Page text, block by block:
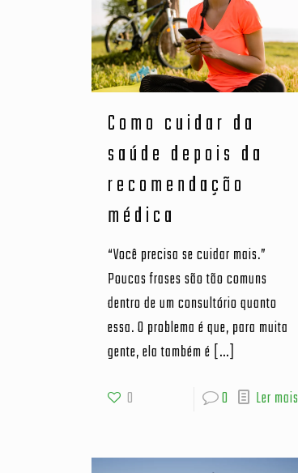
Como cuidar da
saúde depois da
recomendação
médica
“Você precisa se cuidar mais.”
Poucas frases são tão comuns
dentro de um consultório quanto
essa. O problema é que, para muita
gente, ela também é […]
0
0 Ler mais